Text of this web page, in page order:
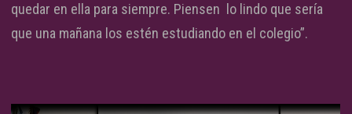
quedar en ella para siempre. Piensen lo lindo que sería
que una mañana los estén estudiando en el colegio”.